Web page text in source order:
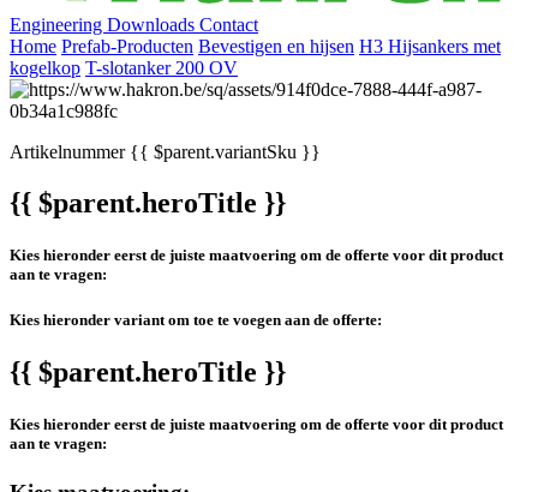
Engineering Downloads Contact
Home Prefab-Producten Bevestigen en hijsen H3 Hijsankers met
kogelkop T-slotanker 200 OV
Artikelnummer{{ $parent.variantSku }}
{{ $parent.heroTitle }}
Kies hieronder eerst de juiste maatvoering om de offerte voor dit product
aan te vragen:
Kies hieronder variant om toe te voegen aan de offerte:
{{ $parent.heroTitle }}
Kies hieronder eerst de juiste maatvoering om de offerte voor dit product
aan te vragen: